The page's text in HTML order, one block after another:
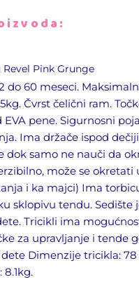
Revel Pink Grunge
do 60 meseci.
Čvrst čelični ram.
pene. Sigurnosni
Ima držače ispod
dok samo ne nauči da
može se okretati
i ka majci) Ima
sklopivu tendu. Sedište
Tricikli ima
za upravljanje i tende
Dimenzije tricikla: 78